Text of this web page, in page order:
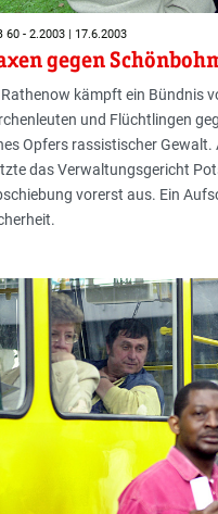
60 - 2.2003 | 17.6.2003
gegen
kämpft ein Bündnis
und Flüchtlingen
Opfers rassistischer Gewalt.
das Verwaltungsgericht
vorerst aus. Ein